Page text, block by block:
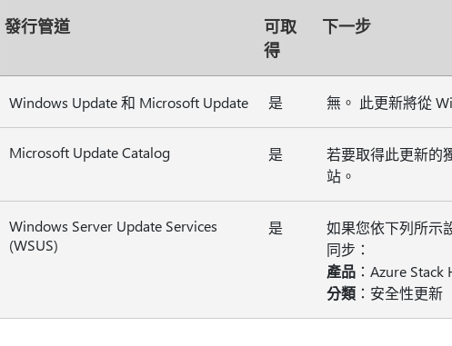
發行管道
可取
得
下一步
Windows Update 和 Microsoft Update 是 無。 此更新將從
Microsoft Update Catalog 是 若要取得此更新的
站。
Windows Server Update Services
(WSUS)
是
如果您依下列所示
同步：
產品 ：Azure Stack
分類 ：安全性更新